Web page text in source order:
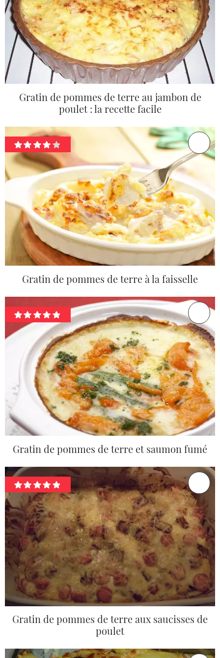
Gratin de pommes de terre au jambon de
poulet : la recette facile
Gratin de pommes de terre à la faisselle
Gratin de pommes de terre et saumon fumé
Gratin de pommes de terre aux saucisses de
poulet